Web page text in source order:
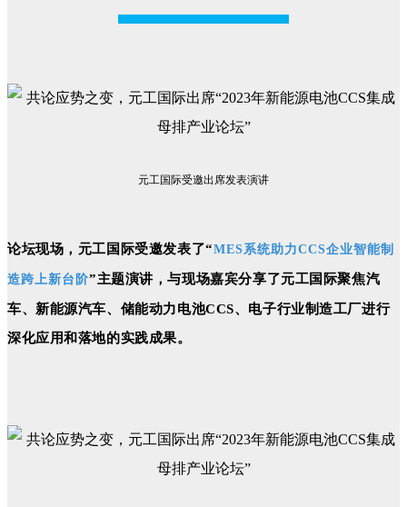
元工国际受邀出席发表演讲
论坛现场，元工国际受邀发表了“MES系统助力CCS企业智能制
造跨上新台阶”主题演讲，与现场嘉宾分享了元工国际聚焦汽
车、新能源汽车、储能动力电池CCS、电子行业制造工厂进行
深化应用和落地的实践成果。